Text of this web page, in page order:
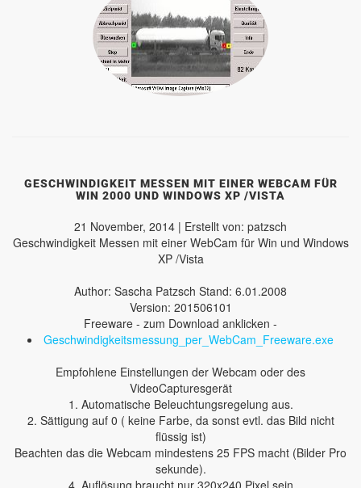
GESCHWINDIGKEIT MESSEN MIT EINER WEBCAM FÜR
WIN 2000 UND WINDOWS XP /VISTA
21 November, 2014 | Erstellt von: patzsch
Geschwindigkeit Messen mit einer WebCam für Win und Windows
XP /Vista
Author: Sascha Patzsch Stand: 6.01.2008
Version: 201506101
Freeware - zum Download anklicken -
Geschwindigkeitsmessung_per_WebCam_Freeware.exe
Empfohlene Einstellungen der Webcam oder des
VideoCapturesgerät
1. Automatische Beleuchtungsregelung aus.
2. Sättigung auf 0 ( keine Farbe, da sonst evtl. das Bild nicht
flüssig ist)
Beachten das die Webcam mindestens 25 FPS macht (Bilder Pro
sekunde).